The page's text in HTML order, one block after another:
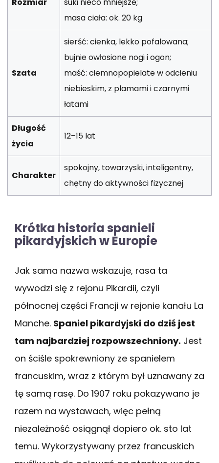
masa ciała: ok. 20 kg
Szata
sierść: cienka, lekko pofalowana;
bujnie owłosione nogi i ogon;
maść: ciemnopopielate w odcieniu
niebieskim, z plamami i czarnymi
łatami
Długość
życia
12–15 lat
Charakter
spokojny, towarzyski, inteligentny,
chętny do aktywności fizycznej
Krótka historia spanieli
pikardyjskich w Europie
Jak sama nazwa wskazuje, rasa ta
wywodzi się z rejonu Pikardii, czyli
północnej części Francji w rejonie kanału La
Manche. Spaniel pikardyjski do dziś jest
tam najbardziej rozpowszechniony. Jest
on ściśle spokrewniony ze spanielem
francuskim, wraz z którym był uznawany za
tę samą rasę. Do 1907 roku pokazywano je
razem na wystawach, więc pełną
niezależność osiągnął dopiero ok. sto lat
temu. Wykorzystywany przez francuskich